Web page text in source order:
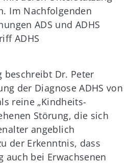
Im Nachfolgenden
ADS und ADHS
ADHS
beschreibt Dr. Peter
der Diagnose ADHS von
reine „Kindheits-
Störung, die sich
angeblich
der Erkenntnis, dass
auch bei Erwachsenen